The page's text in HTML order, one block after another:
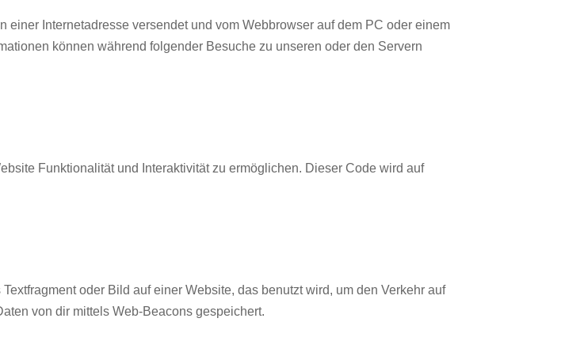
Internetadresse versendet und vom Webbrowser auf dem PC oder einem
können während folgender Besuche zu unseren oder den Servern
Funktionalität und Interaktivität zu ermöglichen. Dieser Code wird auf
oder Bild auf einer Website, das benutzt wird, um den Verkehr auf
von dir mittels Web-Beacons gespeichert.